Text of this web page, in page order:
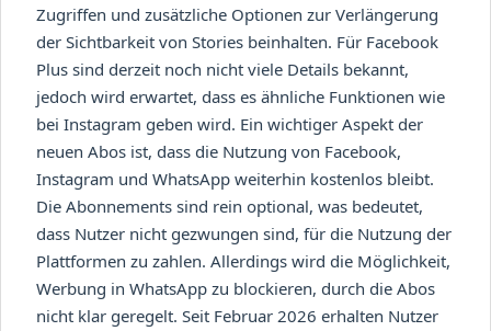
Zugriffen und zusätzliche Optionen zur Verlängerung
der Sichtbarkeit von Stories beinhalten. Für Facebook
Plus sind derzeit noch nicht viele Details bekannt,
jedoch wird erwartet, dass es ähnliche Funktionen wie
bei Instagram geben wird. Ein wichtiger Aspekt der
neuen Abos ist, dass die Nutzung von Facebook,
Instagram und WhatsApp weiterhin kostenlos bleibt.
Die Abonnements sind rein optional, was bedeutet,
dass Nutzer nicht gezwungen sind, für die Nutzung der
Plattformen zu zahlen. Allerdings wird die Möglichkeit,
Werbung in WhatsApp zu blockieren, durch die Abos
nicht klar geregelt. Seit Februar 2026 erhalten Nutzer